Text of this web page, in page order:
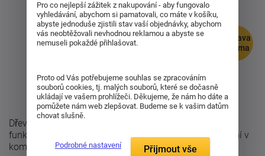
doprava
zdarma
Dřevěná postel Lívia V přináší nadčasový design a
funkčnost do Vaší ložnice ži pokoje. Precizní zpracování v
kombinaci s výškově ...
Pro co nejlepší zážitek z nakupování - aby fungovalo
vyhledávání, abychom si pamatovali, co máte v košíku,
abyste jednoduše zjistili stav vaší objednávky, abychom
vás neobtěžovali nevhodnou reklamou a abyste se
nemuseli pokaždé přihlašovat.
Proto od Vás potřebujeme souhlas se zpracováním
souborů cookies, tj. malých souborů, které se dočasně
ukládají ve vašem prohlížeči. Děkujeme, že nám ho dáte a
pomůžete nám web zlepšovat. Budeme se k vašim datům
chovat slušně.
Podrobné nastavení Přijmout vše